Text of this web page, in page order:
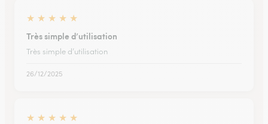
★ ★ ★ ★ ★
Très simple d’utilisation
Très simple d’utilisation
26/12/2025
★ ★ ★ ★ ★